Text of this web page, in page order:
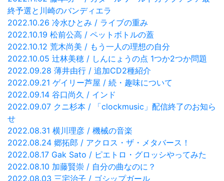
終予選と川崎のバンディエラ
2022.10.26 冷水ひとみ / ライブの重み
2022.10.19 松前公高 / ペットボトルの蓋
2022.10.12 荒木尚美 / もう一人の理想の自分
2022.10.05 辻林美穂 / しんにょうの点 1つか2つか問題
2022.09.28 薄井由行 / 追加CD2種紹介
2022.09.21 ゲイリー芦屋 / 続・趣味について
2022.09.14 谷口尚久 / インド
2022.09.07 クニ杉本 / 「clockmusic」配信終了のお知ら
せ
2022.08.31 横川理彦 / 機械の音楽
2022.08.24 郷拓郎 / アクロス・ザ・メタバース！
2022.08.17 Gak Sato / ピエトロ・グロッシやってみた
2022.08.10 加藤賢崇 / 自分の曲なのに？
2022.08.03 三宅治子 / ゴシップガール